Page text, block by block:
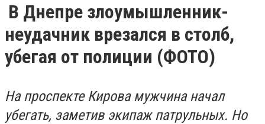
В Днепре злоумышленник-
неудачник врезался в столб,
убегая от полиции (ФОТО)
На проспекте Кирова мужчина начал
убегать, заметив экипаж патрульных. Но